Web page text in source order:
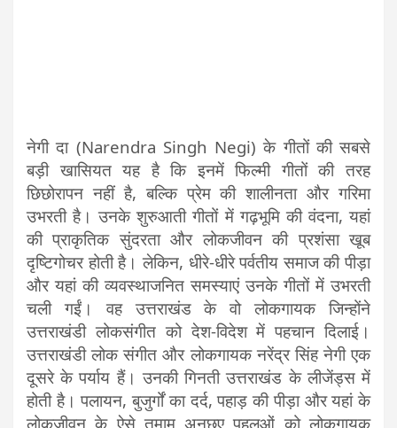
नेगी दा (Narendra Singh Negi) के गीतों की सबसे
बड़ी खासियत यह है कि इनमें फिल्मी गीतों की तरह
छिछोरापन नहीं है, बल्कि प्रेम की शालीनता और गरिमा
उभरती है। उनके शुरुआती गीतों में गढ़भूमि की वंदना, यहां
की प्राकृतिक सुंदरता और लोकजीवन की प्रशंसा खूब
दृष्टिगोचर होती है। लेकिन, धीरे-धीरे पर्वतीय समाज की पीड़ा
और यहां की व्यवस्थाजनित समस्याएं उनके गीतों में उभरती
चली गईं। वह उत्तराखंड के वो लोकगायक जिन्होंने
उत्तराखंडी लोकसंगीत को देश-विदेश में पहचान दिलाई।
उत्तराखंडी लोक संगीत और लोकगायक नरेंद्र सिंह नेगी एक
दूसरे के पर्याय हैं। उनकी गिनती उत्तराखंड के लीजेंड्स में
होती है। पलायन, बुजुर्गों का दर्द, पहाड़ की पीड़ा और यहां के
लोकजीवन के ऐसे तमाम अनछुए पहलुओं को लोकगायक